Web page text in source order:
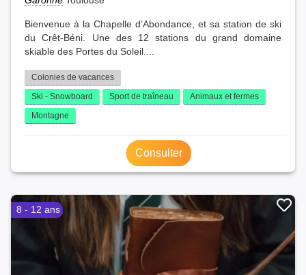
Bienvenue à la Chapelle d’Abondance, et sa station de ski
du Crêt-Béni. Une des 12 stations du grand domaine
skiable des Portes du Soleil....
Colonies de vacances
Ski - Snowboard
Sport de traîneau
Animaux et fermes
Montagne
Consulter
8 - 12 ans